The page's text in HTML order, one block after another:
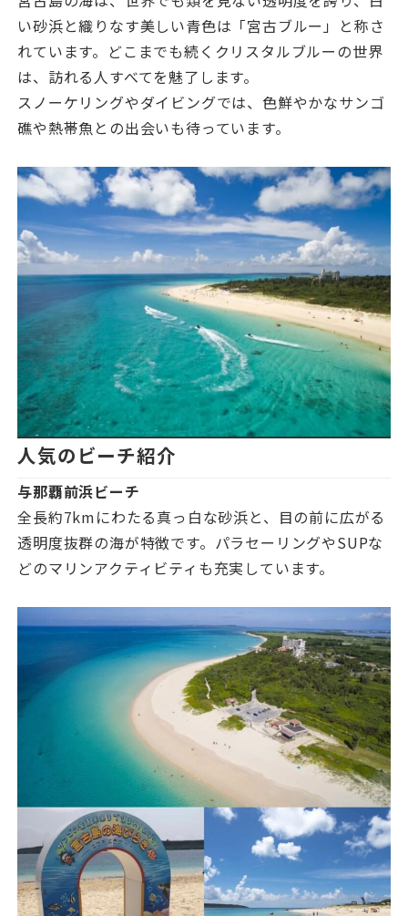
い砂浜と織りなす美しい青色は「宮古ブルー」と称さ
れています。どこまでも続くクリスタルブルーの世界
は、訪れる人すべてを魅了します。
スノーケリングやダイビングでは、色鮮やかなサンゴ
礁や熱帯魚との出会いも待っています。
人気のビーチ紹介
与那覇前浜ビーチ
全長約7kmにわたる真っ白な砂浜と、目の前に広がる
透明度抜群の海が特徴です。パラセーリングやSUPな
どのマリンアクティビティも充実しています。